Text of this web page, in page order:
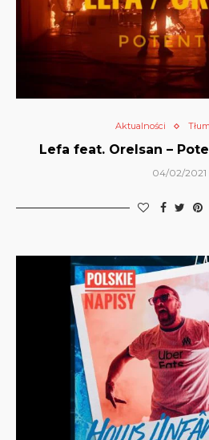
Aktualności
Lefa feat. Orelsan –
04/02/2021